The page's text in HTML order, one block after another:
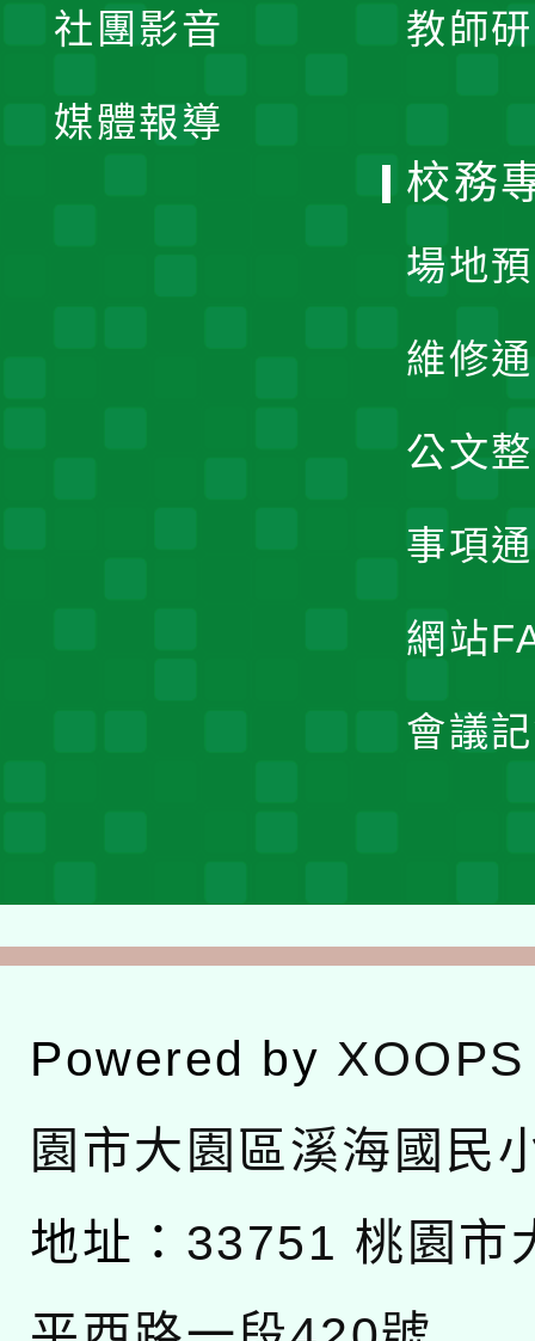
教師
社團影音
媒體報導
校務
場地
維修
公文
事項
網站
會議
Powered by XOOPS
園市大園區溪海國民
地址： 33751 桃園市